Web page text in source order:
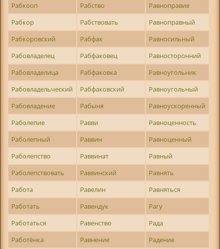
Рабкооп
Рабство
Равноправие
Рабкор
Рабствовать
Равноправный
Рабкоровский
Рабфак
Равносильный
Рабовладелец
Рабфаковец
Равносторонний
Рабовладелица
Рабфаковка
Равноугольник
Рабовладельческий
Рабфаковский
Равноугольный
Рабовладение
Рабыня
Равноускоренный
Раболепие
Равви
Равноценность
Раболепный
Раввин
Равноценный
Раболепство
Раввинат
Равный
Раболепствовать
Раввинский
Равнять
Работа
Равелин
Равняться
Работать
Равендук
Рагу
Работаться
Равенство
Рада
Работёнка
Равнение
Радение